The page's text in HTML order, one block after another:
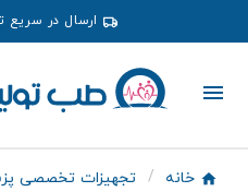
ارسال در سریع
خانه تجهیزات تخصصی